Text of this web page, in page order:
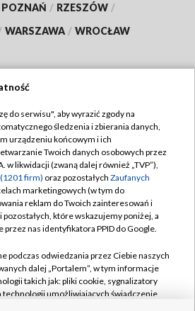
POZNAŃ / RZESZÓW /
WARSZAWA / WROCŁAW
TVP
Cyfrowa
Regulamin TVP
prywatności
Moje zgody
Pomoc
Kontakt
do serwisu", aby wyrazić zgody na
śledzenia i zbierania danych,
urządzeniu końcowym i ich
Twoich danych osobowych przez
w likwidacji (zwaną dalej również „TVP”),
firm) oraz pozostałych Zaufanych
marketingowych (w tym do
reklam do Twoich zainteresowań i
które wskazujemy poniżej, a
przez nas identyfikatora PPID do Google.
podczas odwiedzania przez Ciebie naszych
dalej „Portalem”, w tym informacje
takich jak: pliki cookie, sygnalizatory
technologii umożliwiających świadczenie